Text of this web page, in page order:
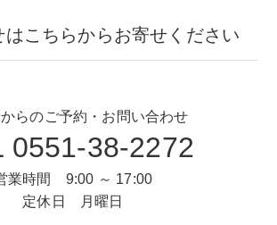
こちらからお寄せください
らのご予約・お問い合わせ
0551-38-2272
業時間 9:00 ～ 17:00
定休日 月曜日